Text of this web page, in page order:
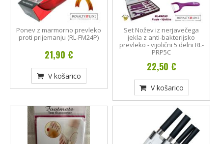
Ponev z marmorno prevleko
proti prijemanju (RL-FM24P)
21,90 €
V košarico
Set Nožev iz nerjavečega
jekla z anti-bakterijsko
prevleko - vijolični 5 delni RL-
PRP5C
22,50 €
V košarico